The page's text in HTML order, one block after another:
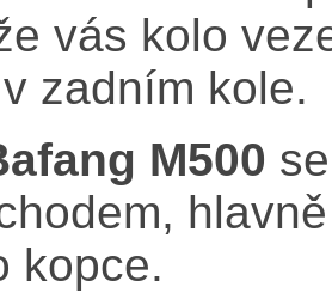
vás kolo
zadním kole.
M500
kopce.